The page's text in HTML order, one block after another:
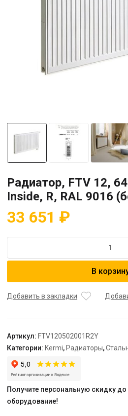
Радиатор, FTV 12,
Inside, R, RAL 9016
33 651 ₽
Радиатор,
64*500*2000,
RAL
9016
(белый),
Kermi
В
Добавить в закладки
Артикул: FTV120502001R2Y
Категории: Kermi, Радиаторы,
Получите персональную скидку
оборудование!